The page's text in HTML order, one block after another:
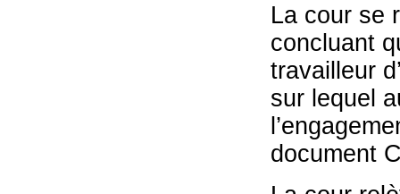
La cour se
concluant
travailleur
sur lequel
document